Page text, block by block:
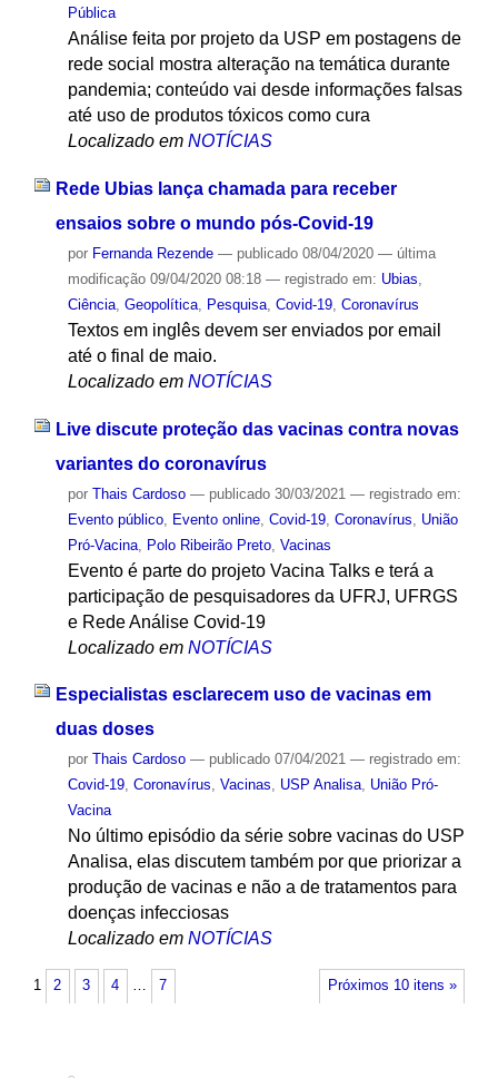
Pública
Análise feita por projeto da USP em postagens de
rede social mostra alteração na temática durante
pandemia; conteúdo vai desde informações falsas
até uso de produtos tóxicos como cura
Localizado em NOTÍCIAS
Rede Ubias lança chamada para receber
ensaios sobre o mundo pós-Covid-19
por Fernanda Rezende — publicado08/04/2020 — última
modificação09/04/2020 08:18 — registrado em: Ubias
Ciência, Geopolítica, Pesquisa, Covid-19, Coronavírus
Textos em inglês devem ser enviados por email
até o final de maio.
Localizado em NOTÍCIAS
Live discute proteção das vacinas contra novas
variantes do coronavírus
por Thais Cardoso — publicado30/03/2021 — registrado em:
Evento público, Evento online, Covid-19, Coronavírus
União
Pró-Vacina, Polo Ribeirão Preto, Vacinas
Evento é parte do projeto Vacina Talks e terá a
participação de pesquisadores da UFRJ, UFRGS
e Rede Análise Covid-19
Localizado em NOTÍCIAS
Especialistas esclarecem uso de vacinas em
duas doses
por Thais Cardoso — publicado07/04/2021 — registrado em:
Covid-19, Coronavírus, Vacinas, USP Analisa, União Pró-
Vacina
No último episódio da série sobre vacinas do USP
Analisa, elas discutem também por que priorizar a
produção de vacinas e não a de tratamentos para
doenças infecciosas
Localizado em NOTÍCIAS
Próximos 10 itens »
1 2 3 4 … 7